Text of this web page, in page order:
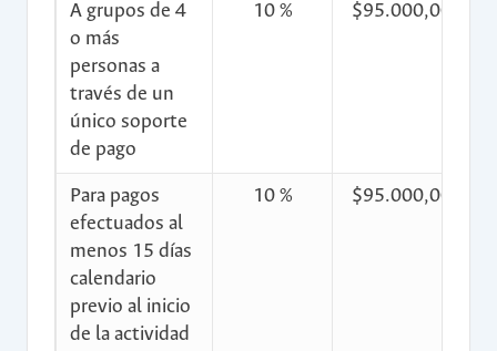
A grupos de 4
o más
personas a
través de un
único soporte
de pago
10 % $95.000,00
Para pagos
efectuados al
menos 15 días
calendario
previo al inicio
de la actividad
10 % $95.000,00